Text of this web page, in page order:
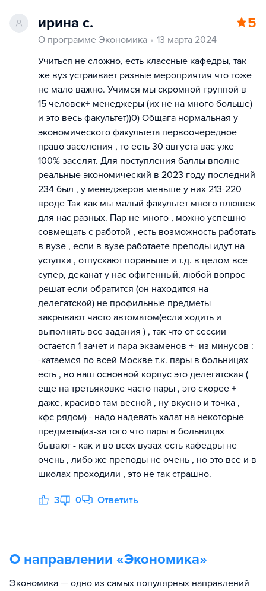
ирина с. 5
О программе Экономика
13 марта 2024
Учиться не сложно, есть классные кафедры, так
же вуз устраивает разные мероприятия что тоже
не мало важно. Учимся мы скромной группой в
15 человек+ менеджеры (их не на много больше)
и это весь факультет))0) Общага нормальная у
экономического факультета первоочередное
право заселения , то есть 30 августа вас уже
100% заселят. Для поступления баллы вполне
реальные экономический в 2023 году последний
234 был , у менеджеров меньше у них 213-220
вроде Так как мы малый факультет много плюшек
для нас разных. Пар не много , можно успешно
совмещать с работой , есть возможность работать
в вузе , если в вузе работаете преподы идут на
уступки , отпускают пораньше и т.д. в целом все
супер, деканат у нас офигенный, любой вопрос
решат если обратится (он находится на
делегатской) не профильные предметы
закрывают часто автоматом(если ходить и
выполнять все задания ) , так что от сессии
остается 1 зачет и пара экзаменов +- из минусов :
-катаемся по всей Москве т.к. пары в больницах
есть , но наш основной корпус это делегатская (
еще на третьяковке часто пары , это скорее +
даже, красиво там весной , ну вкусно и точка ,
кфс рядом) - надо надевать халат на некоторые
предметы(из-за того что пары в больницах
бывают - как и во всех вузах есть кафедры не
очень , либо же преподы не очень , но это все и в
школах проходили , это не так страшно.
3 0 Ответить
О направлении «Экономика»
Экономика — одно из самых популярных направлений